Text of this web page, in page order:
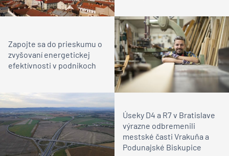
Zapojte sa do prieskumu o
zvyšovaní energetickej
efektívnosti v podnikoch
Úseky D4 a R7 v Bratislave
výrazne odbremenili
mestské časti Vrakuňa a
Podunajské Biskupice